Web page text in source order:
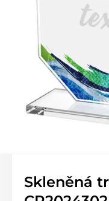
Skleněná